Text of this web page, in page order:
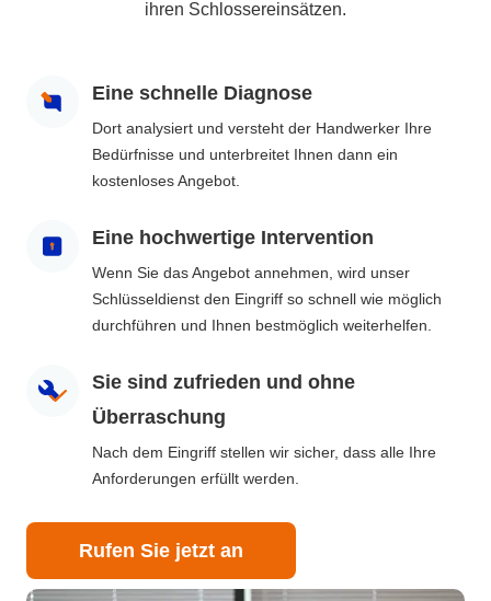
ihren Schlossereinsätzen.
Eine schnelle Diagnose
Dort analysiert und versteht der Handwerker Ihre
Bedürfnisse und unterbreitet Ihnen dann ein
kostenloses Angebot.
Eine hochwertige Intervention
Wenn Sie das Angebot annehmen, wird unser
Schlüsseldienst den Eingriff so schnell wie möglich
durchführen und Ihnen bestmöglich weiterhelfen.
Sie sind zufrieden und ohne
Überraschung
Nach dem Eingriff stellen wir sicher, dass alle Ihre
Anforderungen erfüllt werden.
Rufen Sie jetzt an